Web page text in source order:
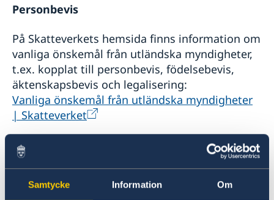
Samtycke Information Om
Reseinformation
Ambassadens reseinformation
Aktuella händelser
Allmänna säkerhetsläget
Terrorism
Naturförhållanden och katastrofer
In- och utresebestämmelser
Hälso- och sjukvård
Lokala lagar och sedvänjor
Kriminalitet och personlig säkerhet
Trafiksäkerhet
Resa i landet
Inför resan
Se till att vara försäkrad
Behöver jag visum?
Pass och ID-kort
Service för svenska företag
Handel med utlandet
Personbevis
På Skatteverkets hemsida finns information om
vanliga önskemål från utländska myndigheter,
t.ex. kopplat till personbevis, födelsebevis,
äktenskapsbevis och legalisering:
Vanliga önskemål från utländska myndigheter
| Skatteverket
Legaliseringar
En legalisering bekräftar inte handlingens